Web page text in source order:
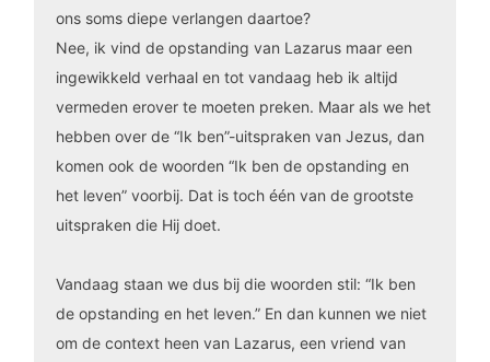
ons soms diepe verlangen daartoe?
Nee, ik vind de opstanding van Lazarus maar een
ingewikkeld verhaal en tot vandaag heb ik altijd
vermeden erover te moeten preken. Maar als we het
hebben over de “Ik ben”-uitspraken van Jezus, dan
komen ook de woorden “Ik ben de opstanding en
het leven” voorbij. Dat is toch één van de grootste
uitspraken die Hij doet.
Vandaag staan we dus bij die woorden stil: “Ik ben
de opstanding en het leven.” En dan kunnen we niet
om de context heen van Lazarus, een vriend van